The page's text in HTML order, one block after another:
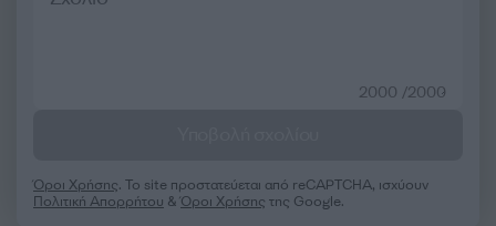
2000 /2000
Όροι Χρήσης. Το site προστατεύεται από reCAPTCHA, ισχύουν
Πολιτική Απορρήτου &Όροι Χρήσης της Google.